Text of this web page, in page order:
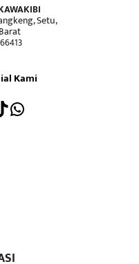
Setu,
Kami
WhatsApp